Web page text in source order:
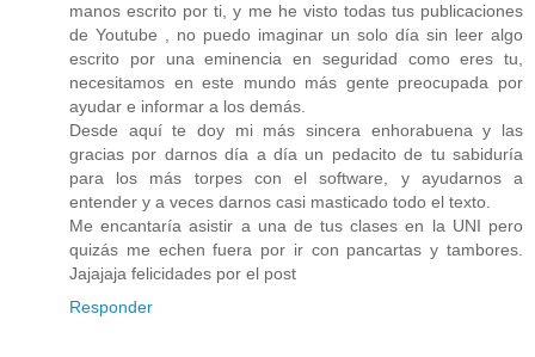
manos escrito por ti, y me he visto todas tus publicaciones
de Youtube , no puedo imaginar un solo día sin leer algo
escrito por una eminencia en seguridad como eres tu,
necesitamos en este mundo más gente preocupada por
ayudar e informar a los demás.
Desde aquí te doy mi más sincera enhorabuena y las
gracias por darnos día a día un pedacito de tu sabiduría
para los más torpes con el software, y ayudarnos a
entender y a veces darnos casi masticado todo el texto.
Me encantaría asistir a una de tus clases en la UNI pero
quizás me echen fuera por ir con pancartas y tambores.
Jajajaja felicidades por el post
Responder